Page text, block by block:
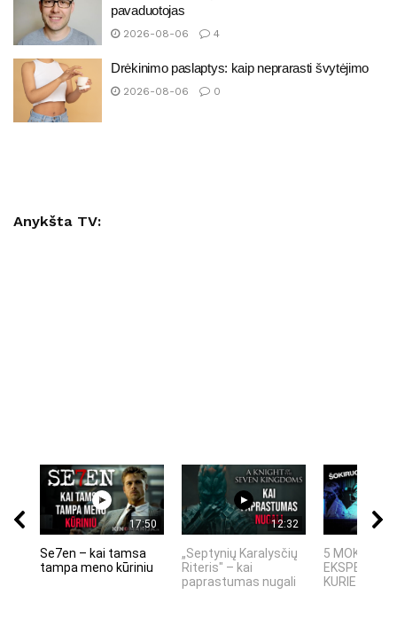
pavaduotojas
2026-08-06 4
Drėkinimo paslaptys: kaip neprarasti švytėjimo
2026-08-06 0
Anykšta TV:
17:50
Se7en – kai tamsa
tampa meno kūriniu
12:32
„Septynių Karalysčių
Riteris" – kai
paprastumas nugali
5 MOKSLINIAI
KURIE